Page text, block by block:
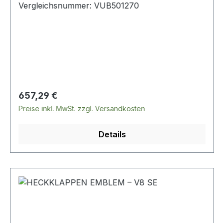
Vergleichsnummer: VUB501270
Regulärer Preis:
657,29 €
Preise inkl. MwSt. zzgl. Versandkosten
Details